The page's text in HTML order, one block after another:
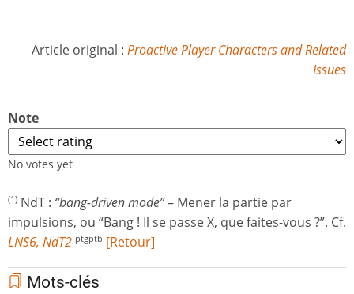
Article original : Proactive Player Characters and Related
Issues
Note
No votes yet
(1) NdT : “bang-driven mode”– Mener la partie par
impulsions, ou “Bang ! Il se passe X, que faites-vous ?”. Cf.
LNS6, NdT2 ptgptb [Retour]
Mots-clés